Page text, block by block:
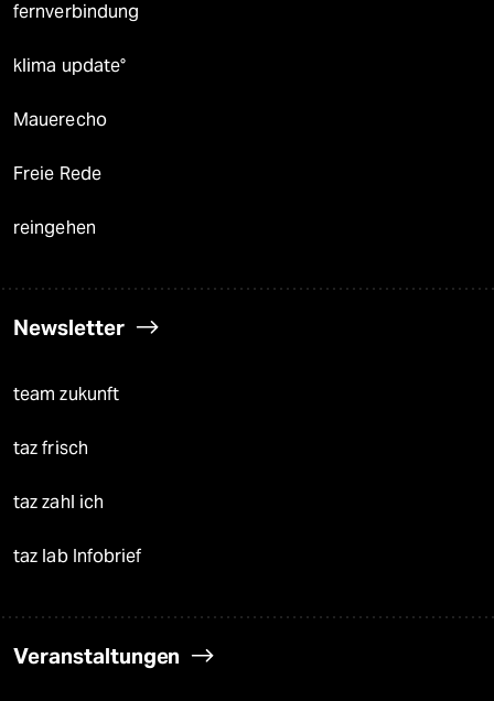
fernverbindung
klima update°
Mauerecho
Freie Rede
reingehen
Newsletter
team zukunft
taz frisch
taz zahl ich
taz lab Infobrief
Veranstaltungen